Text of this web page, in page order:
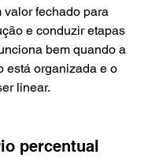
valor fechado para
e conduzir etapas
bem quando a
está organizada e o
linear.
percentual